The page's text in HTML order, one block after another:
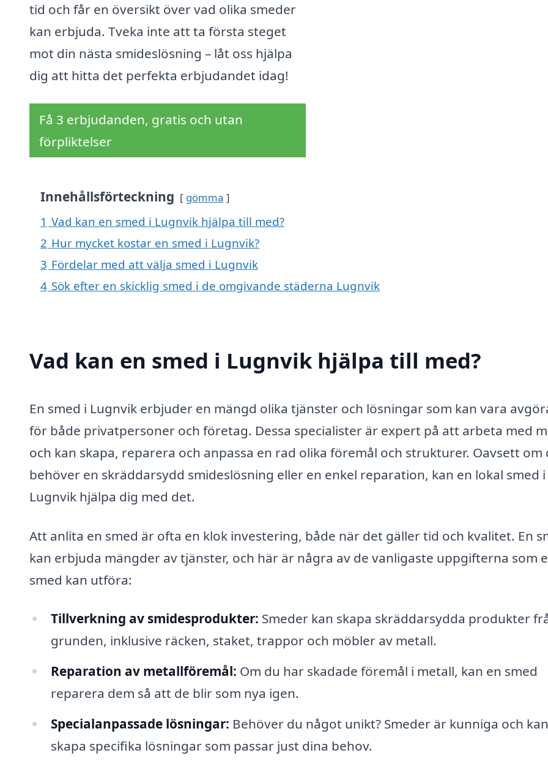
tid och får en översikt över vad olika smeder
kan erbjuda. Tveka inte att ta första steget
mot din nästa smideslösning – låt oss hjälpa
dig att hitta det perfekta erbjudandet idag!
Få 3 erbjudanden, gratis och utan
förpliktelser
Innehållsförteckning gömma
1 Vad kan en smed i Lugnvik hjälpa till med?
2 Hur mycket kostar en smed i Lugnvik?
3 Fördelar med att välja smed i Lugnvik
4 Sök efter en skicklig smed i de omgivande städerna Lugnvik
Vad kan en smed i Lugnvik hjälpa till med?
En smed i Lugnvik erbjuder en mängd olika tjänster och lösningar som kan vara
för både privatpersoner och företag. Dessa specialister är expert på att arbeta med
och kan skapa, reparera och anpassa en rad olika föremål och strukturer. Oavsett om
behöver en skräddarsydd smideslösning eller en enkel reparation, kan en lokal smed i
Lugnvik hjälpa dig med det.
Att anlita en smed är ofta en klok investering, både när det gäller tid och kvalitet. En
kan erbjuda mängder av tjänster, och här är några av de vanligaste uppgifterna som
smed kan utföra:
Tillverkning av smidesprodukter: Smeder kan skapa skräddarsydda produkter
grunden, inklusive räcken, staket, trappor och möbler av metall.
Reparation av metallföremål: Om du har skadade föremål i metall, kan en smed
reparera dem så att de blir som nya igen.
Specialanpassade lösningar: Behöver du något unikt? Smeder är kunniga och kan
skapa specifika lösningar som passar just dina behov.